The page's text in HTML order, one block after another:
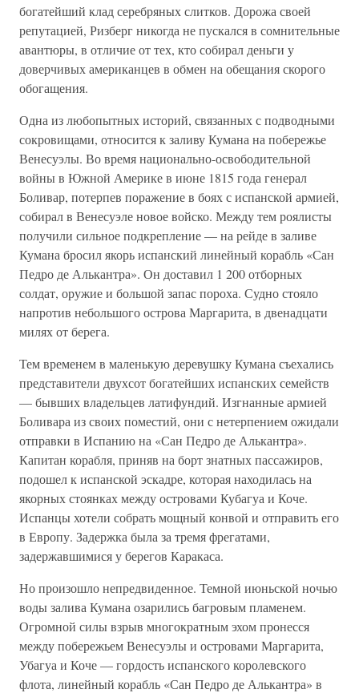
богатейший клад серебряных слитков. Дорожа своей
репутацией, Ризберг никогда не пускался в сомнительные
авантюры, в отличие от тех, кто собирал деньги у
доверчивых американцев в обмен на обещания скорого
обогащения.
Одна из любопытных историй, связанных с подводными
сокровищами, относится к заливу Кумана на побережье
Венесуэлы. Во время национально-освободительной
войны в Южной Америке в июне 1815 года генерал
Боливар, потерпев поражение в боях с испанской армией,
собирал в Венесуэле новое войско. Между тем роялисты
получили сильное подкрепление — на рейде в заливе
Кумана бросил якорь испанский линейный корабль «Сан
Педро де Алькантра». Он доставил 1 200 отборных
солдат, оружие и большой запас пороха. Судно стояло
напротив небольшого острова Маргарита, в двенадцати
милях от берега.
Тем временем в маленькую деревушку Кумана съехались
представители двухсот богатейших испанских семейств
— бывших владельцев латифундий. Изгнанные армией
Боливара из своих поместий, они с нетерпением ожидали
отправки в Испанию на «Сан Педро де Алькантра».
Капитан корабля, приняв на борт знатных пассажиров,
подошел к испанской эскадре, которая находилась на
якорных стоянках между островами Кубагуа и Коче.
Испанцы хотели собрать мощный конвой и отправить его
в Европу. Задержка была за тремя фрегатами,
задержавшимися у берегов Каракаса.
Но произошло непредвиденное. Темной июньской ночью
воды залива Кумана озарились багровым пламенем.
Огромной силы взрыв многократным эхом пронесся
между побережьем Венесуэлы и островами Маргарита,
Убагуа и Коче — гордость испанского королевского
флота, линейный корабль «Сан Педро де Алькантра» в